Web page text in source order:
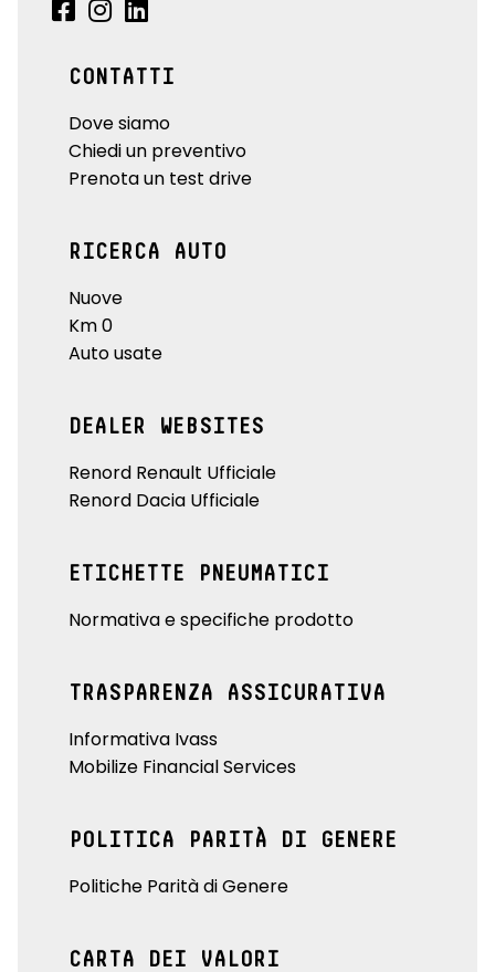
CONTATTI
Dove siamo
Chiedi un preventivo
Prenota un test drive
RICERCA AUTO
Nuove
Km 0
Auto usate
DEALER WEBSITES
Renord Renault Ufficiale
Renord Dacia Ufficiale
ETICHETTE PNEUMATICI
Normativa e specifiche prodotto
TRASPARENZA ASSICURATIVA
Informativa Ivass
Mobilize Financial Services
POLITICA PARITÀ DI GENERE
Politiche Parità di Genere
CARTA DEI VALORI